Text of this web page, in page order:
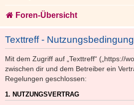
Foren-Übersicht
Texttreff -
Mit dem Zugriff auf „Texttreff“ („https://
zwischen dir und dem Betreiber ein
Regelungen geschlossen:
1. NUTZUNGSVERTRAG